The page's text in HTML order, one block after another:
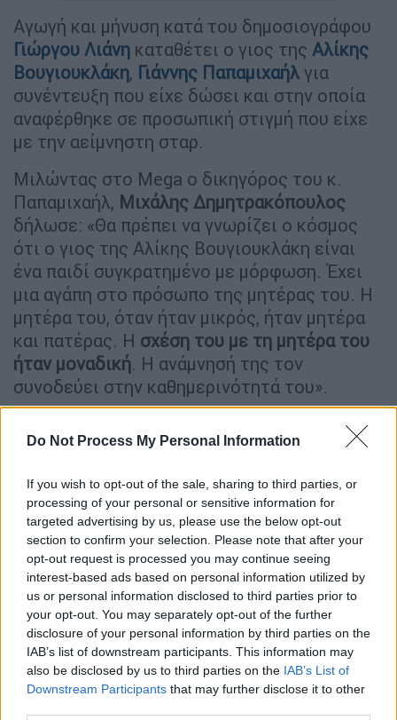
Do Not Process My Personal Information
If you wish to opt-out of the sale, sharing to third parties, or
processing of your personal or sensitive information for
targeted advertising by us, please use the below opt-out
section to confirm your selection. Please note that after your
opt-out request is processed you may continue seeing
interest-based ads based on personal information utilized by
us or personal information disclosed to third parties prior to
your opt-out. You may separately opt-out of the further
disclosure of your personal information by third parties on the
IAB’s list of downstream participants. This information may
also be disclosed by us to third parties on the IAB’s List of
Downstream Participants that may further disclose it to other
Αγωγή και μήνυση κατά του δημοσιογράφου
Γιώργου Λιάνη καταθέτει ο γιος της Αλίκης
Βουγιουκλάκη, Γιάννης Παπαμιχαήλ για
συνέντευξη που είχε δώσει και στην οποία
αναφέρθηκε σε προσωπική στιγμή που είχε
με την αείμνηστη σταρ.
Μιλώντας στο Mega ο δικηγόρος του κ.
Παπαμιχαήλ, Μιχάλης Δημητρακόπουλος
δήλωσε: «Θα πρέπει να γνωρίζει ο κόσμος
ότι ο γιος της Αλίκης Βουγιουκλάκη είναι
ένα παιδί συγκρατημένο με μόρφωση. Έχει
μια αγάπη στο πρόσωπο της μητέρας του. Η
μητέρα του, όταν ήταν μικρός, ήταν μητέρα
και πατέρας. Η σχέση του με τη μητέρα του
ήταν μοναδική. Η ανάμνησή της τον
συνοδεύει στην καθημερινότητά του».
τηλέφωνο και εξέφρασε τεράστια λύπη
γι’
Προσπαθήσαμε να τον συνεφέρουμε,ένιωθε
συντριβή και δεν υπερβάλλω. Αισθάνθηκε
βαριά προσβεβλημένος. Ότιεπλήγη βάναυσα
από όσα είπεο κ.Λιάνης .
Μας έδωσεεντολή να στραφούμε νομικά εις
βάρος του κ. Λιάνη. Ο νεκρός μπορεί να μην
έχει δικαιώματα, τα προσφιλή του πρόσωπα
όμως έχουν δικαιώματα. Υπάρχειποινικό
αδίκημα για τη μνήμη του νεκρού που
προστατεύεται. Τα πρόσωπα που